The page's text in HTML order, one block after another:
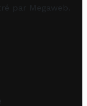
par Megaweb